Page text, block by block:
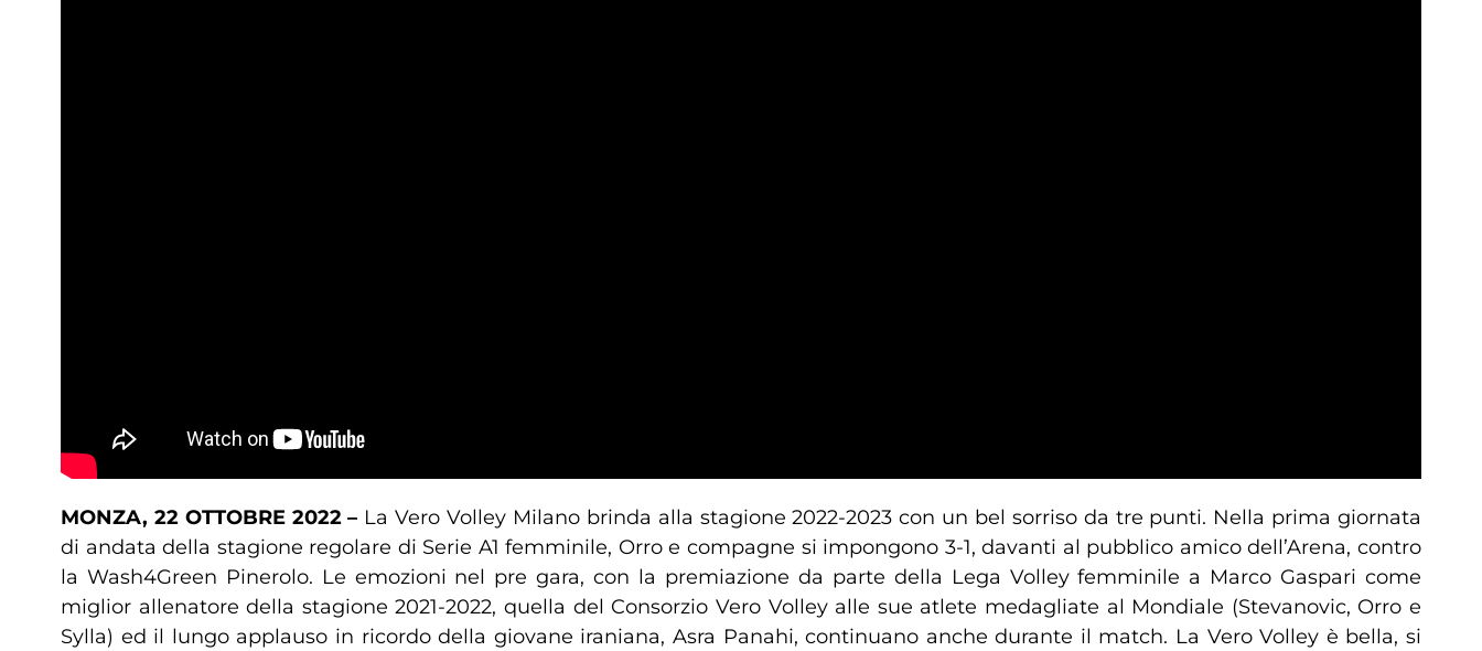
MONZA, 22 OTTOBRE 2022 – La Vero Volley Milano brinda alla stagione 2022-2023 con un bel sorriso da tre punti. Nella prima giornata
di andata della stagione regolare di Serie A1 femminile, Orro e compagne si impongono 3-1, davanti al pubblico amico dell’Arena, contro
la Wash4Green Pinerolo. Le emozioni nel pre gara, con la premiazione da parte della Lega Volley femminile a Marco Gaspari come
miglior allenatore della stagione 2021-2022, quella del Consorzio Vero Volley alle sue atlete medagliate al Mondiale (Stevanovic, Orro e
Sylla) ed il lungo applauso in ricordo della giovane iraniana, Asra Panahi, continuano anche durante il match. La Vero Volley è bella, si